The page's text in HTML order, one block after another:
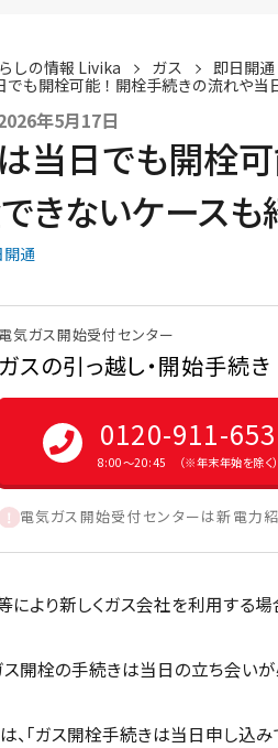
しの情報 Livika ガス
即日開通
でも開栓可能！開栓手続きの流れや当
年5月17日
当日でも開栓
きないケースも
開通
電気ガス開始受付センター
ガスの引っ越し・開始手続き
0120-911-653
8:00〜20:45 （※年末年始を除く）
電気ガス開始受付センターは新電力
により新しくガス会社を利用する場
ス開栓の手続きは当日の立ち会い
、「ガス開栓手続きは当日申し込み